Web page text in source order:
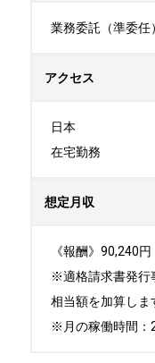
業務委託（準委任）
アクセス
日本
在宅勤務
想定月収
《報酬》90,240
※適格請求書発行
相当額を加算しま
※月の稼働時間：